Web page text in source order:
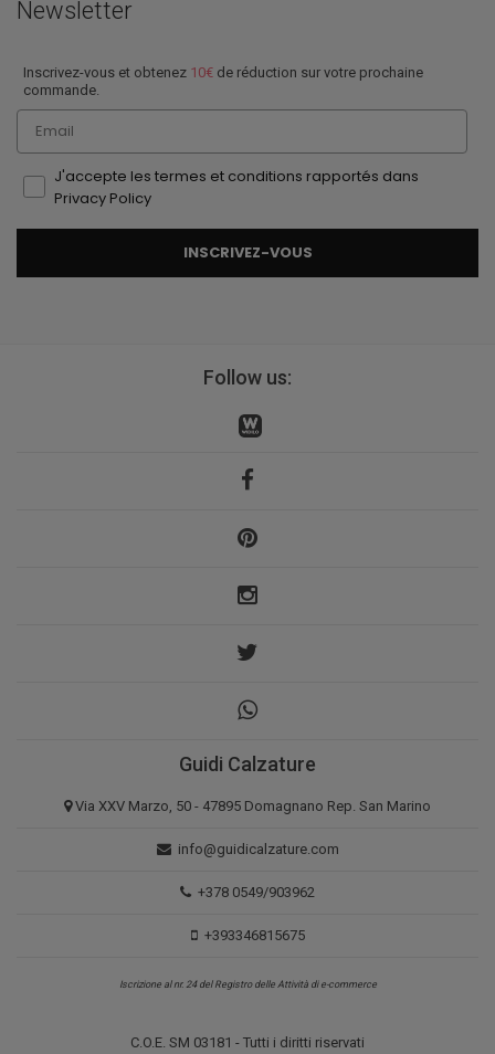
Newsletter
Inscrivez-vous et obtenez 10€ de réduction sur votre prochaine
commande.
Email
J'accepte les termes et conditions rapportés dans
Privacy Policy
INSCRIVEZ-VOUS
Follow us:
Guidi Calzature
Via XXV Marzo, 50 - 47895 Domagnano Rep. San Marino
info@guidicalzature.com
+378 0549/903962
+393346815675
Iscrizione al nr. 24 del Registro delle Attività di e-commerce
C.O.E. SM 03181 - Tutti i diritti riservati